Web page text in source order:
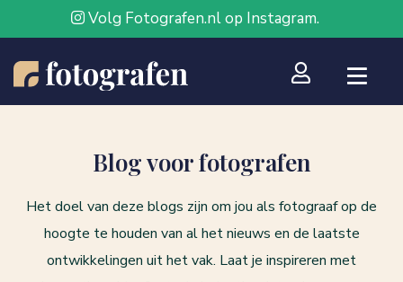
Volg Fotografen.nl op Instagram.
Blog voor fotografen
Het doel van deze blogs zijn om jou als fotograaf op de
hoogte te houden van al het nieuws en de laatste
ontwikkelingen uit het vak. Laat je inspireren met